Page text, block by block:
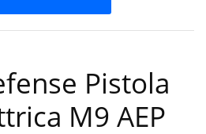
Pistola
M9 AEP